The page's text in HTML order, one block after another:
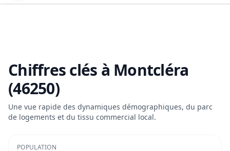
Chiffres clés à Montcléra
(46250)
Une vue rapide des dynamiques démographiques, du parc
de logements et du tissu commercial local.
POPULATION